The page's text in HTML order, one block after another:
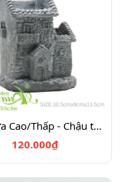
Nhà Xưa Cao/Thấp - Chậu trồng cây - Gốm AquaGarden
120.000₫